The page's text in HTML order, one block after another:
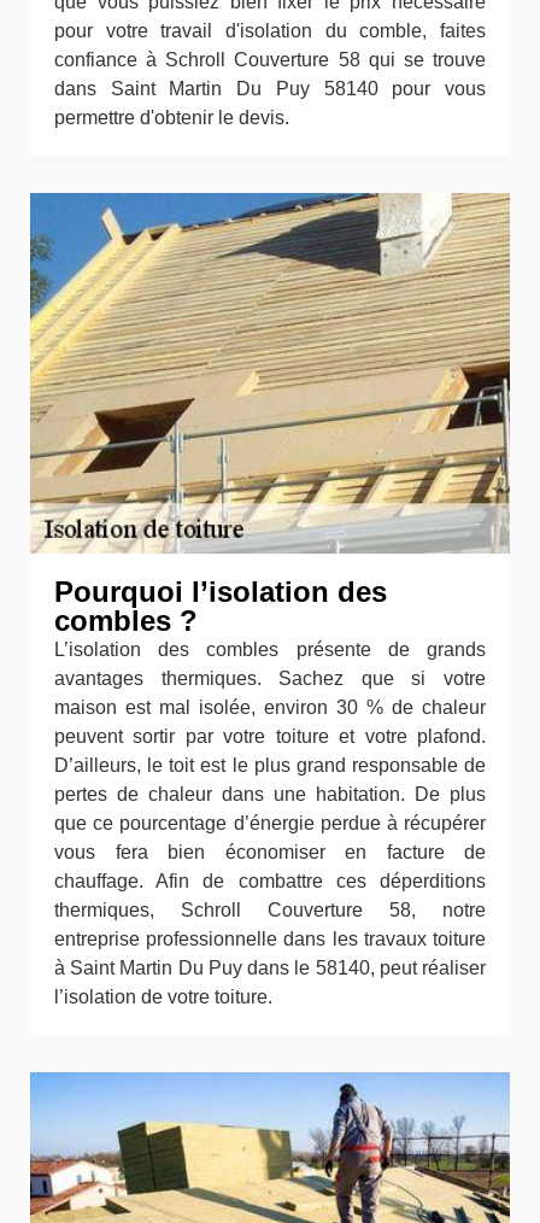
pour votre travail d'isolation du comble, faites
confiance à Schroll Couverture 58 qui se trouve
dans Saint Martin Du Puy 58140 pour vous
permettre d'obtenir le devis.
Pourquoi l’isolation des
combles ?
L’isolation des combles présente de grands
avantages thermiques. Sachez que si votre
maison est mal isolée, environ 30 % de chaleur
peuvent sortir par votre toiture et votre plafond.
D’ailleurs, le toit est le plus grand responsable de
pertes de chaleur dans une habitation. De plus
que ce pourcentage d’énergie perdue à récupérer
vous fera bien économiser en facture de
chauffage. Afin de combattre ces déperditions
thermiques, Schroll Couverture 58, notre
entreprise professionnelle dans les travaux toiture
à Saint Martin Du Puy dans le 58140, peut réaliser
l’isolation de votre toiture.